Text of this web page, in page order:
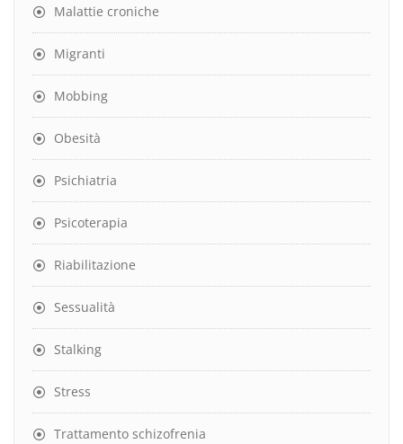
Malattie croniche
Migranti
Mobbing
Obesità
Psichiatria
Psicoterapia
Riabilitazione
Sessualità
Stalking
Stress
Trattamento schizofrenia